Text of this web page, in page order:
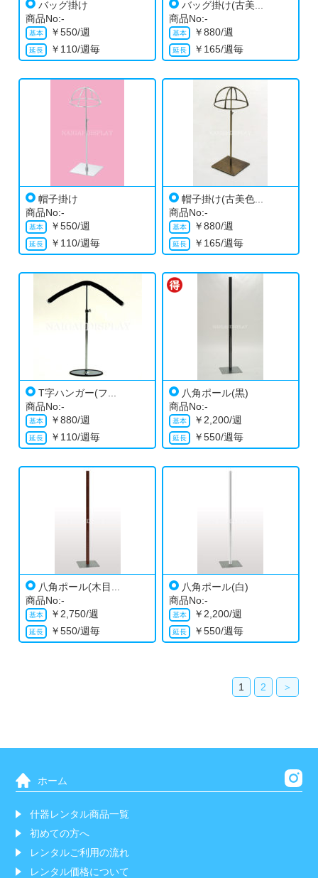
バッグ掛け
商品No:-
￥550/週
￥ 110/週毎
バッグ掛け(古美...
商品No:-
￥ 880/週
￥ 165/週毎
帽子掛け
商品No:-
￥550/週
￥ 110/週毎
帽子掛け(古美色...
商品No:-
￥ 880/週
￥ 165/週毎
T字ハンガー(フ...
商品No:-
￥880/週
￥ 110/週毎
八角ポール(黒)
商品No:-
￥ 2,200/週
￥ 550/週毎
八角ポール(木目...
商品No:-
￥2,750/週
￥550/週毎
八角ポール(白)
商品No:-
￥ 2,200/週
￥ 550/週毎
1 2 ＞
ホーム
什器レンタル商品一覧
初めての方へ
レンタルご利用の流れ
レンタル価格について